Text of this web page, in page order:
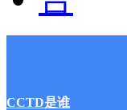
CCTD是谁